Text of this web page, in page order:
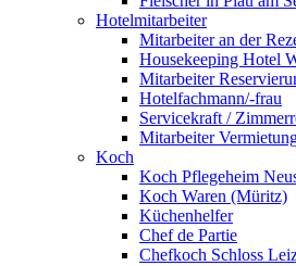
Hotelmitarbeiter
Mitarbeiter an der
Housekeeping Hotel
Mitarbeiter
Hotelfachmann/-frau
Servicekraft /
Mitarbeiter
Koch
Koch Pflegeheim
Koch Waren (Müritz)
Küchenhelfer
Chef de Partie
Chefkoch Schloss